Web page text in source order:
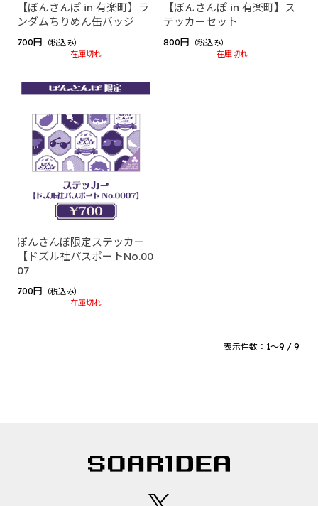
【ぼんさんぽ in 有楽町】ラ
ンダムちりめん缶バッジ
700円 （税込み）
在庫切れ
【ぼんさんぽ in 有楽町】ス
テッカーセット
800円 （税込み）
在庫切れ
ぼんさんぽ限定ステッカー
【ドズル社パスポートNo.00
07
700円 （税込み）
在庫切れ
表示件数：1～9 / 9